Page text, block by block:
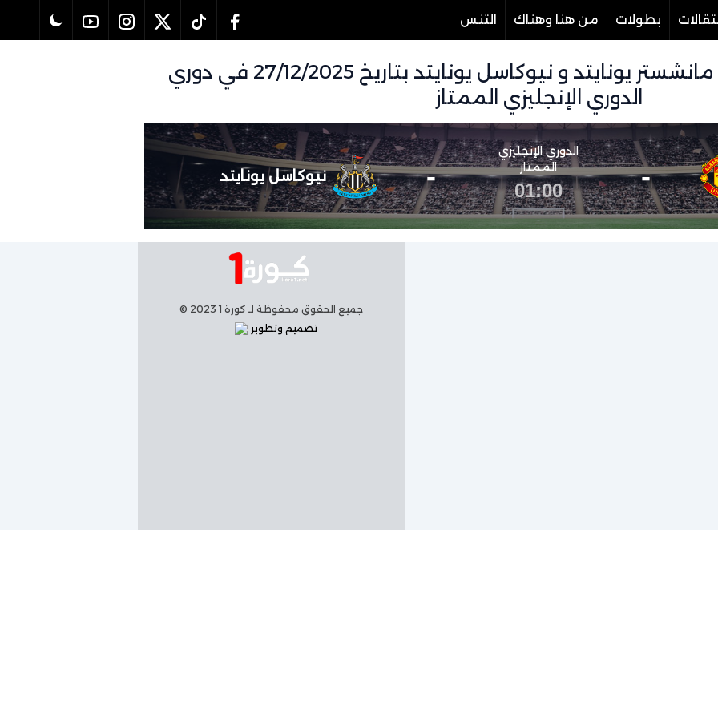
بطولات من هنا وهناك التنس
تفاصيل وموعد مباراة مانشستر يونايتد و نيوكاسل يونايتد بتاريخ 27/12/2025 في دوري
الدوري الإنجليزي الممتاز
-
الدوري الإنجليزي
الممتاز
01:00
- نيوكاسل يونايتد
جميع الحقوق محفوظة لـ كورة 1 2023 ©
تصميم وتطوير